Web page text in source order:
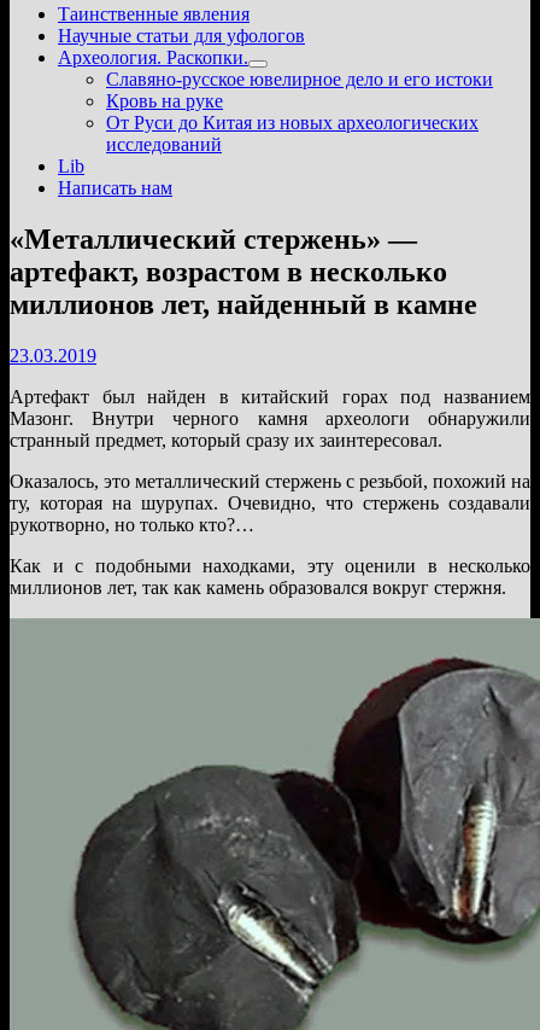
Таинственные явления
Научные статьи для уфологов
Археология. Раскопки.
Показать
подменю
Славяно-русское ювелирное дело и его истоки
Кровь на руке
От Руси до Китая из новых археологических
исследований
Lib
Написать нам
«Металлический стержень» —
артефакт, возрастом в несколько
миллионов лет, найденный в камне
23.03.2019
Артефакт был найден в китайский горах под названием
Мазонг. Внутри черного камня археологи обнаружили
странный предмет, который сразу их заинтересовал.
Оказалось, это металлический стержень с резьбой, похожий на
ту, которая на шурупах. Очевидно, что стержень создавали
рукотворно, но только кто?…
Как и с подобными находками, эту оценили в несколько
миллионов лет, так как камень образовался вокруг стержня.